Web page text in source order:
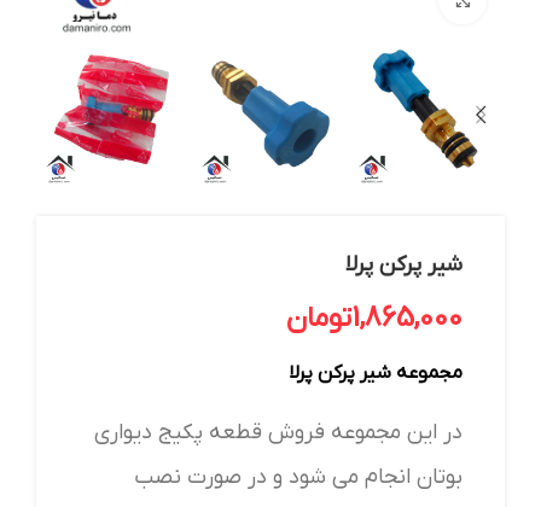
شیر پرکن پرلا
1,865,000تومان
مجموعه شیر پرکن پرلا
در این مجموعه فروش قطعه پکیج دیواری
بوتان انجام می شود و در صورت نصب